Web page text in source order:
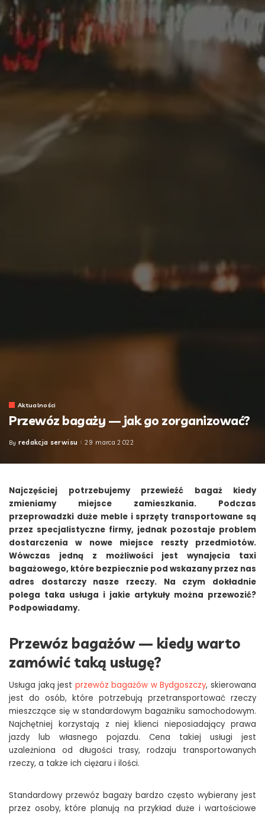
Aktualności
Przewóz bagaży — jak go zorganizować?
Posted
By redakcja serwisu 29 marca 2022
Najczęściej potrzebujemy przewieźć bagaż kiedy
zmieniamy miejsce zamieszkania. Podczas
przeprowadzki duże meble i sprzęty transportowane są
przez specjalistyczne firmy, jednak pozostaje problem
dostarczenia w nowe miejsce reszty przedmiotów.
Wówczas jedną z możliwości jest wynajęcia taxi
bagażowego, które bezpiecznie pod wskazany przez nas
adres dostarczy nasze rzeczy. Na czym dokładnie
polega taka usługa i jakie artykuły można przewozić?
Podpowiadamy.
Przewóz bagażów — kiedy warto
zamówić taką usługę?
Usługa jaką jest przewóz bagażów w Bydgoszczy, skierowana
jest do osób, które potrzebują przetransportować rzeczy
mieszczące się w standardowym bagażniku samochodowym.
Najchętniej korzystają z niej klienci nieposiadający prawa
jazdy lub własnego pojazdu. Cena takiej usługi jest
uzależniona od długości trasy, rodzaju transportowanych
rzeczy, a także ich ciężaru i ilości.
Standardowy przewóz bagaży bardzo często wybierany jest
przez osoby, które planują na przykład duże i wartościowe